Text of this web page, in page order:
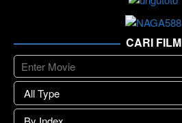
CARI FILM